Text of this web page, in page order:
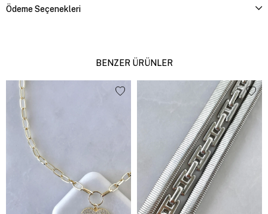
Ödeme Seçenekleri
BENZER ÜRÜNLER